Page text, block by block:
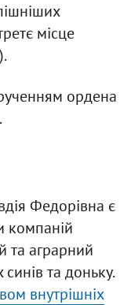
місце
ордена
Федорівна є
компаній
та аграрний
та доньку.
внутрішніх